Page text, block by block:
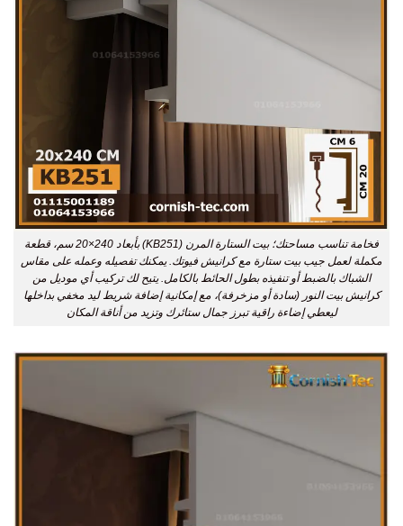
فخامة تناسب مساحتك؛ بيت الستارة المرن (KB251) بأبعاد 240×20 سم، قطعة
مكملة لعمل جيب بيت ستارة مع كرانيش فيوتك. يمكنك تفصيله وعمله على مقاس
الشباك بالضبط أو تنفيذه بطول الحائط بالكامل. يتيح لك تركيب أي موديل من
كرانيش بيت النور (سادة أو مزخرفة)، مع إمكانية إضافة شريط ليد مخفي بداخلها
ليعطي إضاءة راقية تبرز جمال ستائرك وتزيد من أناقة المكان